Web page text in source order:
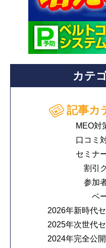
カテ
記事カ
MEO対
口コミ
セミナ
割引
参加
ベ
2026年新時代
2025年次世代
2024年完全公